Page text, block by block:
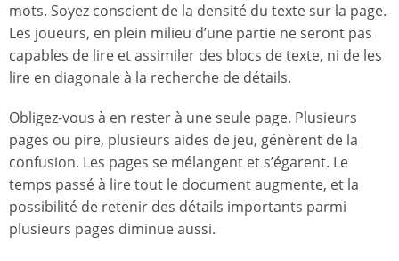
mots. Soyez conscient de la densité du texte sur la page.
Les joueurs, en plein milieu d’une partie ne seront pas
capables de lire et assimiler des blocs de texte, ni de les
lire en diagonale à la recherche de détails.
Obligez-vous à en rester à une seule page. Plusieurs
pages ou pire, plusieurs aides de jeu, génèrent de la
confusion. Les pages se mélangent et s’égarent. Le
temps passé à lire tout le document augmente, et la
possibilité de retenir des détails importants parmi
plusieurs pages diminue aussi.